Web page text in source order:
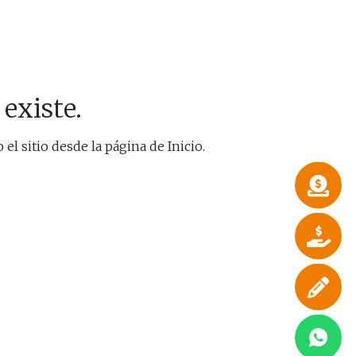
sitio desde la página de Inicio.